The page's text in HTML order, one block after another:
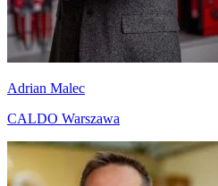
Adrian Malec
CALDO Warszawa